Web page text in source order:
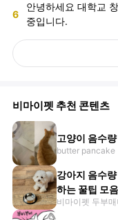
6
안녕하세요 대학교
중입니다.
비마이펫 추천 콘텐츠
고양이 음수
butter pancake
강아지 음수
하는 꿀팁 모음
비마이펫 두부매